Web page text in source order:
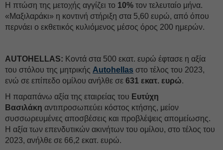
Η πτώση της μετοχής αγγίζει το 10% τον τελευταίο μήνα.
«Μαξιλαράκι» η κοντινή στήριξη στα 5,60 ευρώ, από όπου
περνάει ο εκθετικός κυλιόμενος μέσος όρος 200 ημερών.
AUTOHELLAS: Κοντά στα 500 εκατ. ευρώ έφτασε η αξία
του στόλου της μητρικής Autohellas στο τέλος του 2023,
ενώ σε επίπεδο ομίλου ανήλθε σε 631 εκατ. ευρώ.
Η παραπάνω αξία της εταιρείας του Ευτύχη
Βασιλάκη αντιπροσωπεύει κόστος κτήσης, μείον
συσσωρευμένες αποσβέσεις και προβλέψεις απομείωσης.
Η αξία των επενδυτικών ακινήτων του ομίλου, στο τέλος του
2023, ανήλθε σε 66,2 εκατ. ευρώ.